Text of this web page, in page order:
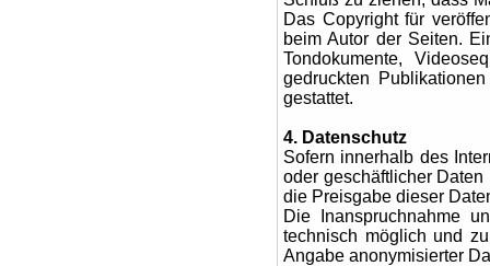
Das Copyright für
beim Autor der Seiten.
Tondokumente,
gedruckten
gestattet.
4. Datenschutz
Sofern innerhalb des
oder geschäftlicher Daten
die Preisgabe dieser
Die Inanspruchnahme
technisch möglich und
Angabe anonymisierter